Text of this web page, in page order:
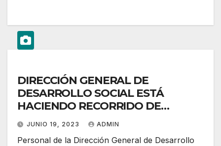
DIRECCIÓN GENERAL DE
DESARROLLO SOCIAL ESTÁ
HACIENDO RECORRIDO DE
SUPERVISIÓN EN DIFERENTES
COLONIAS
JUNIO 19, 2023 ADMIN
Personal de la Dirección General de Desarrollo